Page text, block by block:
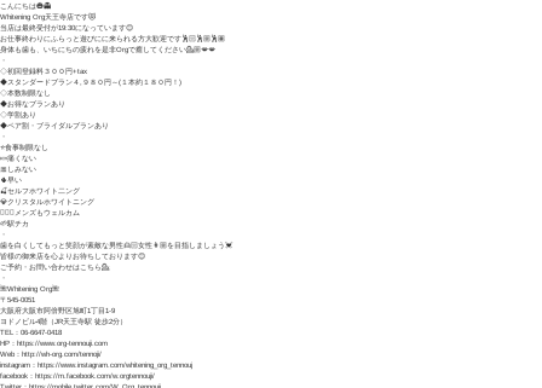
こんにちは🎃👻
Whitening Org天王寺店です😻
当店は最終受付が19:30になっています😊
お仕事終わりにふらっと遊びにに来られる方大歓迎です🕺🏻🕺🏼🕺🏽
身体も歯も、いちにちの疲れを是非Orgで癒してください💁🏼💋💋
・
◇初回登録料３００円+tax
◆スタンダードプラン４,９８０円～(１本約１８０円！)
◇本数制限なし
◆お得なプランあり
◇学割あり
◆ペア割・ブライダルプランあり
・
⭐️食事制限なし
🍬痛くない
🎀しみない
🌵早い
🍒セルフホワイト二ング
💎クリスタルホワイトニング
🙆🏻‍♂️メンズもウェルカム
🌱駅チカ
・
歯を白くしてもっと笑顔が素敵な男性👱🏻女性👩🏼を目指しましょう💓
皆様の御来店を心よりお待ちしております😊
ご予約・お問い合わせはこちら💁
・
🌺Whitening Org🌺
〒545-0051
大阪府大阪市阿倍野区旭町1丁目1-9
ヨドノビル4階（JR天王寺駅 徒歩2分）
TEL：06-6647-0418
HP：https://www.org-tennouji.com
Web：http://wh-org.com/tennoji/
instagram：https://www.instagram.com/whitening_org_tennouj
facebook：https://m.facebook.com/w.orgtennouji/